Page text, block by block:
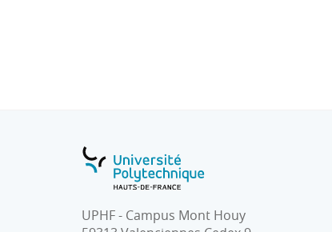
UPHF - Campus Mont Houy